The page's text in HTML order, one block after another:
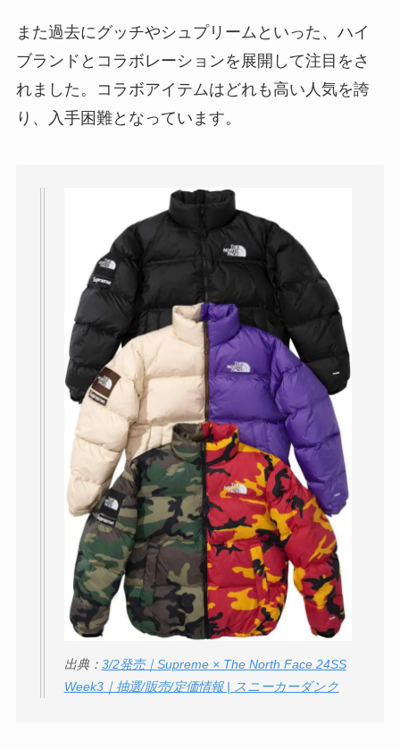
また過去にグッチやシュプリームといった、ハイ
ブランドとコラボレーションを展開して注目をさ
れました。コラボアイテムはどれも高い人気を誇
り、入手困難となっています。
出典： 3/2発売｜Supreme × The North Face 24SS
Week3｜抽選/販売/定価情報 | スニーカーダンク